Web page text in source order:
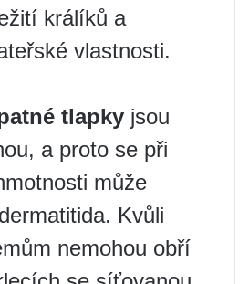
králíků a
vlastnosti.
tlapky jsou
a proto se při
může
Kvůli
nemohou obří